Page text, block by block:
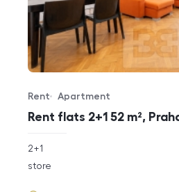
Rent flats 2+1 52 m²,
Offer type
Rent
Property type
Apartment
rozměry
2+1
funkce
store